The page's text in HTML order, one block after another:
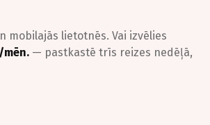
mobilajās lietotnēs. Vai izvēlies
mēn. — pastkastē trīs reizes nedēļā,